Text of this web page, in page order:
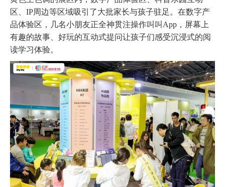
区、 IP周边等区域吸引了大批家长与孩子驻足。在数字产
品体验区，几名小朋友正全神贯注操作叫叫App，屏幕上
有趣的故事、好玩的互动式提问让孩子们感受沉浸式的阅
读学习体验。